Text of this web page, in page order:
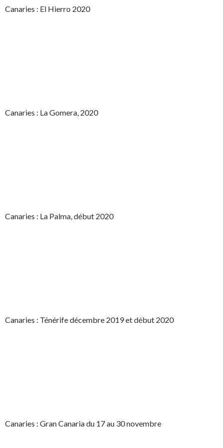
Canaries : El Hierro 2020
Canaries : La Gomera, 2020
Canaries : La Palma, début 2020
Canaries : Ténérife décembre 2019 et début 2020
Canaries : Gran Canaria du 17 au 30 novembre